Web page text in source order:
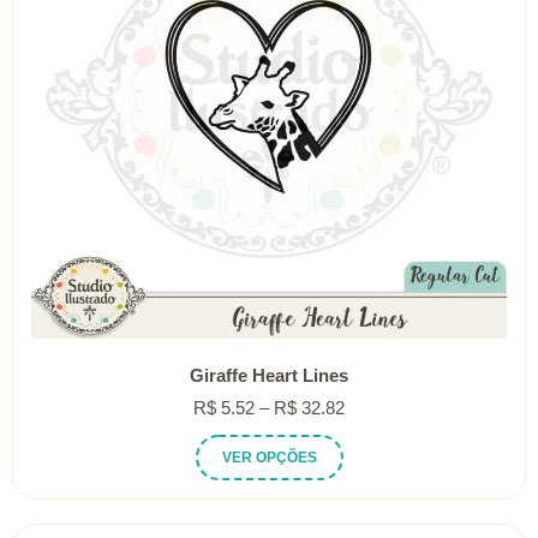
Giraffe Heart Lines
R$ 5.52 – R$ 32.82Faixa
através
VER OPÇÕES
produto
tem
várias